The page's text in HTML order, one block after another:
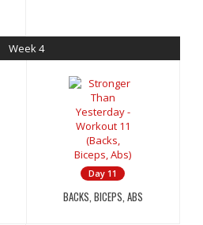
Week 4
Day 11
BACKS, BICEPS, ABS